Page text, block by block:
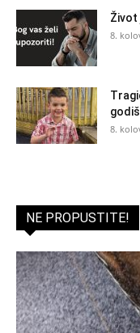
Život
8.
8.
NE PROPUSTITE!